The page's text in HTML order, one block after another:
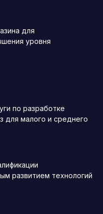
для
уровня
по разработке
для малого и среднего
развитием технологий